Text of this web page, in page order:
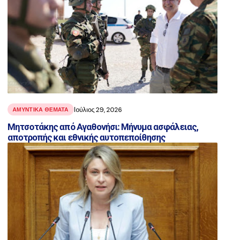
ΑΜΥΝΤΙΚΑ ΘΕΜΑΤΑ Ιούλιος 29, 2026
Μητσοτάκης από Αγαθονήσι: Μήνυμα ασφάλειας,
αποτροπής και εθνικής αυτοπεποίθησης